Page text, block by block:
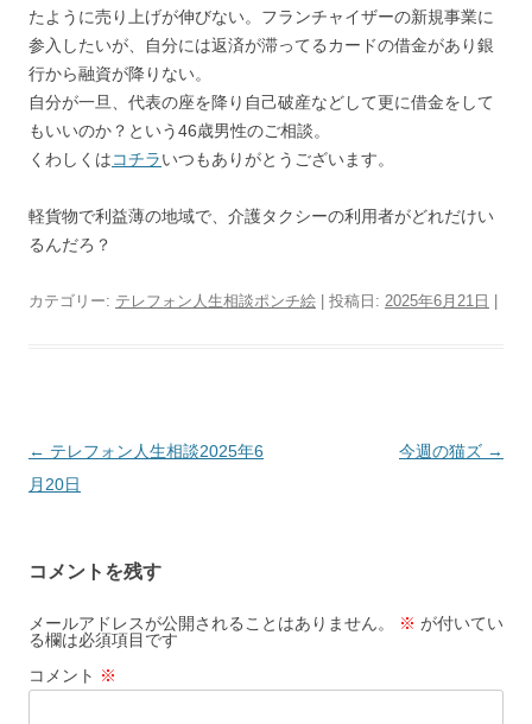
たように売り上げが伸びない。フランチャイザーの新規事業に
参入したいが、自分には返済が滞ってるカードの借金があり銀
行から融資が降りない。
自分が一旦、代表の座を降り自己破産などして更に借金をして
もいいのか？という46歳男性のご相談。
くわしくはコチラいつもありがとうございます。
軽貨物で利益薄の地域で、介護タクシーの利用者がどれだけい
るんだろ？
カテゴリー: テレフォン人生相談ポンチ絵 | 投稿日: 2025年6月21日
投
稿
ゲ
ー
シ
ョ
← テレフォン人生相談2025年6
月20日
今週の猫ズ →
コメントを残す
メールアドレスが公開されることはありません。 ※ が付いてい
る欄は必須項目です
コメント ※